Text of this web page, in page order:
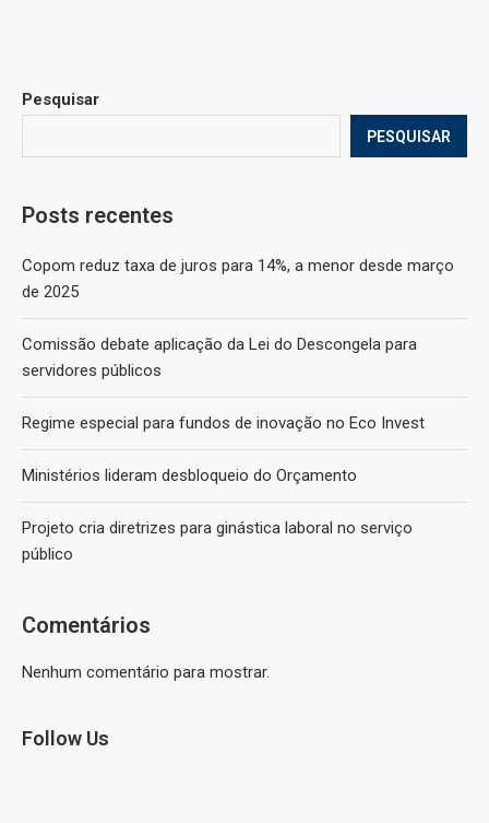
Pesquisar
PESQUISAR
Posts recentes
Copom reduz taxa de juros para 14%, a menor desde março
de 2025
Comissão debate aplicação da Lei do Descongela para
servidores públicos
Regime especial para fundos de inovação no Eco Invest
Ministérios lideram desbloqueio do Orçamento
Projeto cria diretrizes para ginástica laboral no serviço
público
Comentários
Nenhum comentário para mostrar.
Follow Us